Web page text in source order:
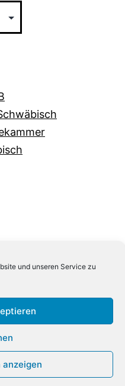
und unseren Service zu
anzeigen